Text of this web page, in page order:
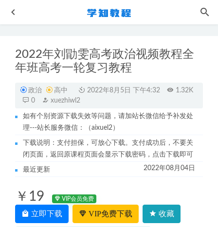
2022年刘勖雯高考政治视频教程全
年班高考一轮复习教程
政治 高中 2022年8月5日 下午4:32
1.32K
0
xuezhiwl2
如有个别资源下载失效等问题，请加站长微信给予补发处
理---站长服务微信：（aixuel2）
下载说明：支付担保，可放心下载。支付成功后，不要关
闭页面，返回原课程页面会显示下载密码，点击下载即可
最近更新 2022年08月04日
￥19 VIP会员免费
立即下载 VIP免费下载 收藏
夫妻相处之道，高段位两XT教术 2023-05-20
2022年赵礼显高中数学高考数学百日冲刺训练视频教程+讲
义
2022-08-29
作业帮2023曲增瑞高三语文a+教程23年高考语文二三轮复习
教程春季班
季班）
2024-01-08
作业帮2022祖少磊高三数学复习视频教程+讲义（暑假班+秋
季班） 2023-04-12